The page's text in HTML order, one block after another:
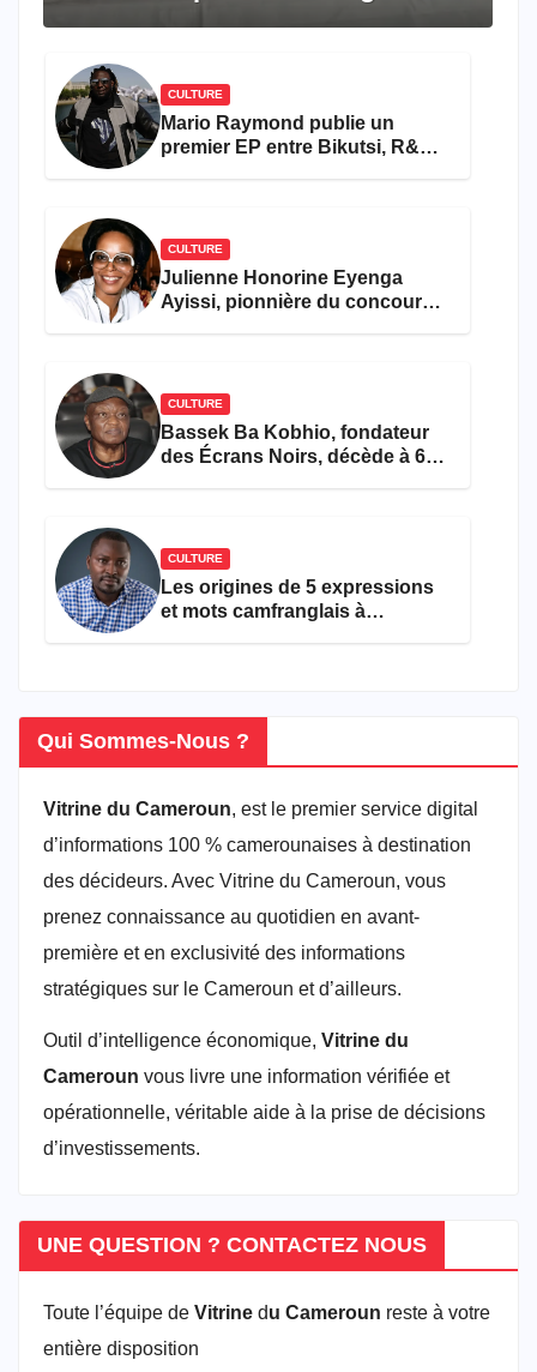
CULTURE
Mario Raymond publie un
premier EP entre Bikutsi, R&B
CULTURE
Julienne Honorine Eyenga
Ayissi, pionnière du concours
CULTURE
Bassek Ba Kobhio, fondateur
des Écrans Noirs, décède à 69
CULTURE
Les origines de 5 expressions
et mots camfranglais à
Qui Sommes-Nous ?
Vitrine du Cameroun, est le premier service digital
d’informations 100 % camerounaises à destination
des décideurs. Avec Vitrine du Cameroun, vous
prenez connaissance au quotidien en avant-
première et en exclusivité des informations
stratégiques sur le Cameroun et d’ailleurs.
Outil d’intelligence économique, Vitrine du
Cameroun vous livre une information vérifiée et
opérationnelle, véritable aide à la prise de décisions
d’investissements.
UNE QUESTION ? CONTACTEZ NOUS
Toute l’équipe de Vitrine du Cameroun reste à votre
entière disposition